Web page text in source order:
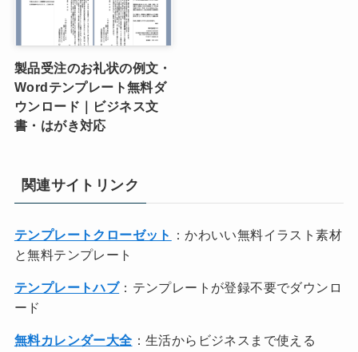
製品受注のお礼状の例文・
Wordテンプレート無料ダ
ウンロード｜ビジネス文
書・はがき対応
関連サイトリンク
テンプレートクローゼット
：かわいい無料イラスト素材
と無料テンプレート
テンプレートハブ：テンプレートが登録不要でダウンロ
ード
無料カレンダー大全 ：生活からビジネスまで使える